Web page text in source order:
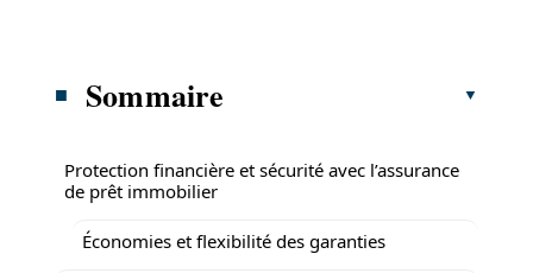
Sommaire
Protection financière et sécurité avec l’assurance
de prêt immobilier
Économies et flexibilité des garanties